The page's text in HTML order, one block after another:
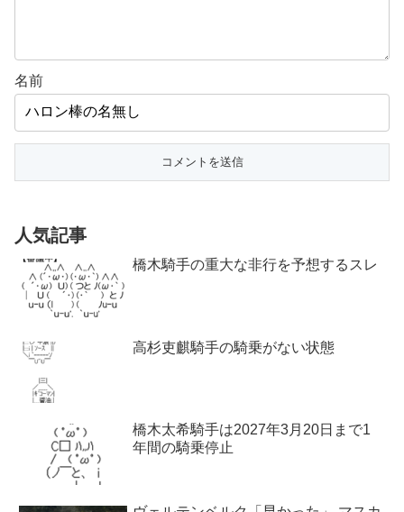
名前
人気記事
橋木騎手の重大な非行を予想するスレ
高杉吏麒騎手の騎乗がない状態
橋木太希騎手は2027年3月20日まで1
年間の騎乗停止